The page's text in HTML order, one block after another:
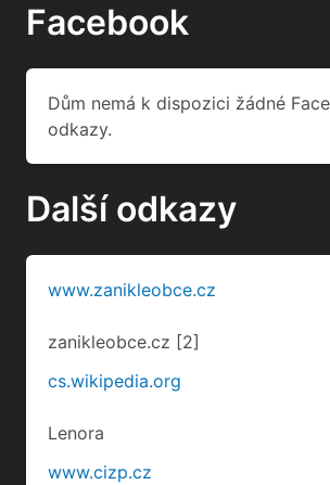
Facebook
Dům nemá k dispozici žádné
odkazy.
Další odkazy
www.zanikleobce.cz
zanikleobce.cz [2]
cs.wikipedia.org
Lenora
www.cizp.cz